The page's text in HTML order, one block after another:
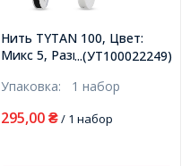
...(УТ100022249)
Нить TYTAN 100, Цвет:
Микс 5, Размер: Диаметр
катушка, 10 катушек/набор,
Упаковка: 1 набор
295,00 ₴/ 1 набор